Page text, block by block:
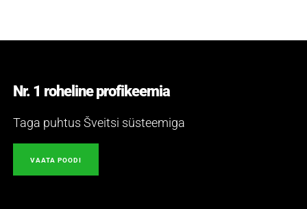
Nr. 1 roheline profikeemia
Taga puhtus Šveitsi süsteemiga
VAATA POODI